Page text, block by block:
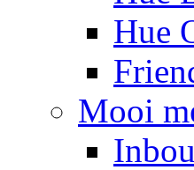
Hue
Mooi